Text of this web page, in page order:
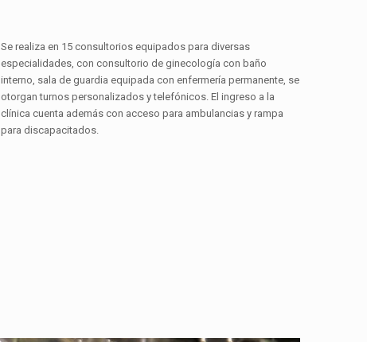
Se realiza en 15 consultorios equipados para diversas
especialidades, con consultorio de ginecología con baño
interno, sala de guardia equipada con enfermería permanente, se
otorgan turnos personalizados y telefónicos. El ingreso a la
clínica cuenta además con acceso para ambulancias y rampa
para discapacitados.